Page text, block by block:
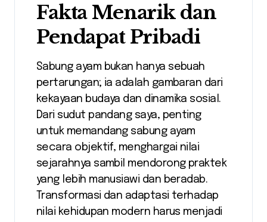
Fakta Menarik dan
Pendapat Pribadi
Sabung ayam bukan hanya sebuah
pertarungan; ia adalah gambaran dari
kekayaan budaya dan dinamika sosial.
Dari sudut pandang saya, penting
untuk memandang sabung ayam
secara objektif, menghargai nilai
sejarahnya sambil mendorong praktek
yang lebih manusiawi dan beradab.
Transformasi dan adaptasi terhadap
nilai kehidupan modern harus menjadi